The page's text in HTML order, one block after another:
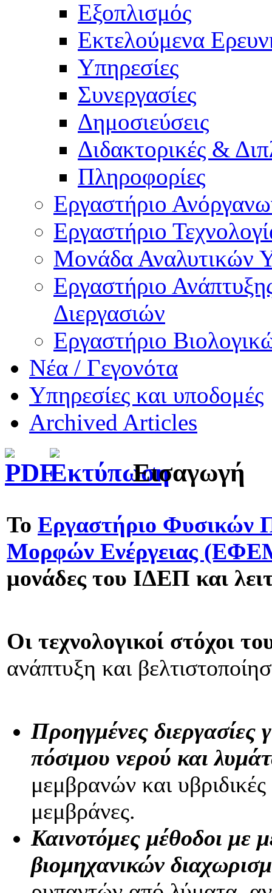
Εξοπλισμός
Εκτελούμενα
Υπηρεσίες
Συνεργασίες
Δημοσιεύσεις
Διδακτορικές &
Πληροφορίες
Εργαστήριο
Εργαστήριο
Μονάδα Αναλυτικών
Εργαστήριο
Διεργασιών
Εργαστήριο
Νέα / Γεγονότα
Υπηρεσίες και υποδομές
Archived Articles
Εισαγωγή
Το Εργαστήριο Φυσικών
Μορφών Ενέργειας
μονάδες του ΙΔΕΠ και
Οι τεχνολογικοί στόχοι
ανάπτυξη και
Προηγμένες
πόσιμου νερού και
μεμβρανών και
μεμβράνες.
Καινοτόμες μέθοδοι με
βιομηχανικών